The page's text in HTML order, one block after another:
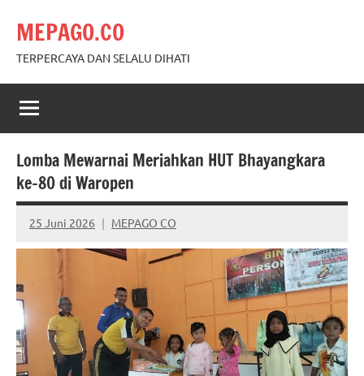
content
MEPAGO.CO
TERPERCAYA DAN SELALU DIHATI
Lomba Mewarnai Meriahkan HUT Bhayangkara
ke-80 di Waropen
25 Juni 2026 MEPAGO CO
No
comments